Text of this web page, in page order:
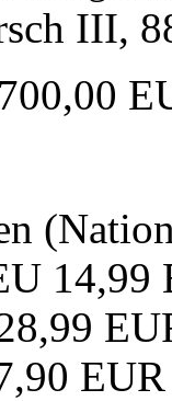
III,